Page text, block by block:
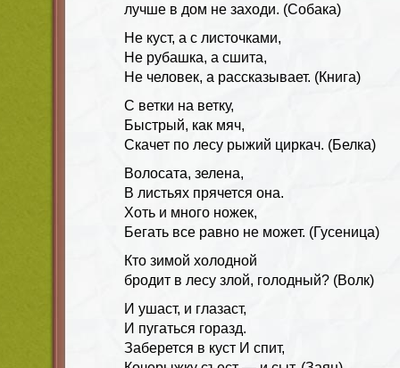
лучше в дом не заходи. (Собака)
Не куст, а с листочками,
Не рубашка, а сшита,
Не человек, а рассказывает. (Книга)
С ветки на ветку,
Быстрый, как мяч,
Скачет по лесу рыжий циркач. (Белка)
Волосата, зелена,
В листьях прячется она.
Хоть и много ножек,
Бегать все равно не может. (Гусеница)
Кто зимой холодной
бродит в лесу злой, голодный? (Волк)
И ушаст, и глазаст,
И пугаться горазд.
Заберется в куст И спит,